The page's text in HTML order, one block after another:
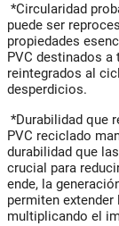
*Circularidad
puede ser
propiedades
PVC destinados a
reintegrados al
desperdicios.
*Durabilidad que
PVC reciclado
durabilidad que
crucial para
ende, la
permiten
multiplicando el